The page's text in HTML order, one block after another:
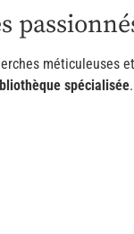
spécialisée.